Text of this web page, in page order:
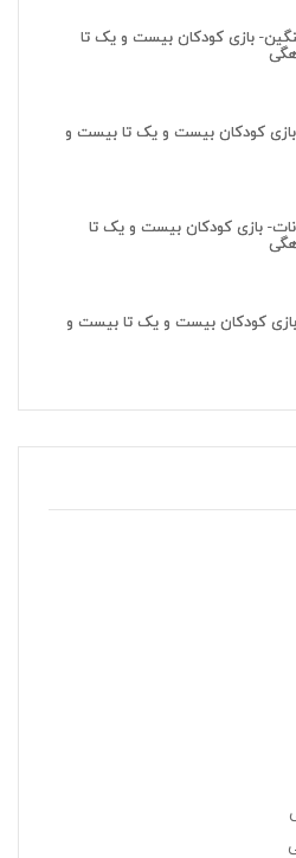
بازی کودکان بیست و یک تا
بازی کودکان بیست و یک تا بیست و
بازی کودکان بیست و یک تا
بازی کودکان بیست و یک تا بیست و